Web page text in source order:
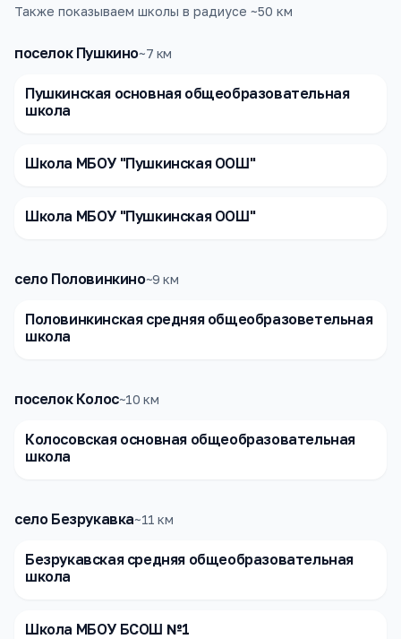
Также показываем школы в радиусе ~50 км
поселок Пушкино~7 км
Пушкинская основная общеобразовательная
школа
Школа МБОУ "Пушкинская ООШ"
Школа МБОУ "Пушкинская ООШ"
село Половинкино~9 км
Половинкинская средняя общеобразоветельная
школа
поселок Колос~10 км
Колосовская основная общеобразовательная
школа
село Безрукавка~11 км
Безрукавская средняя общеобразовательная
школа
Школа МБОУ БСОШ №1